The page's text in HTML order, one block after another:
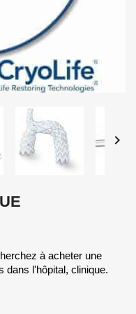

à acheter une
dans l'hôpital, clinique.